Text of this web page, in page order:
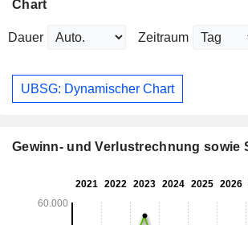
Chart
Dauer Zeitraum
UBSG: Dynamischer Chart
Gewinn- und Verlustrechnung sowie